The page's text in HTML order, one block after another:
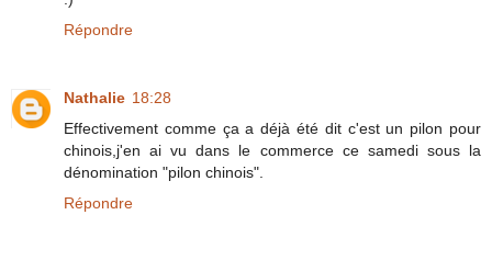
Répondre
Nathalie 18:28
Effectivement comme ça a déjà été dit c'est un pilon pour
chinois,j'en ai vu dans le commerce ce samedi sous la
dénomination "pilon chinois".
Répondre